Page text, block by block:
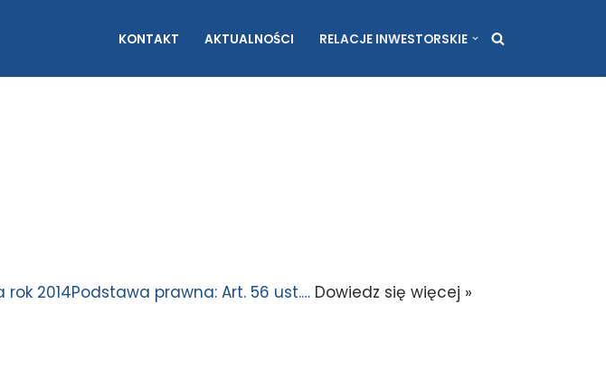
KONTAKT AKTUALNOŚCI RELACJE INWESTORSKIE
rok 2014Podstawa prawna: Art. 56 ust.… Dowiedz się więcej »